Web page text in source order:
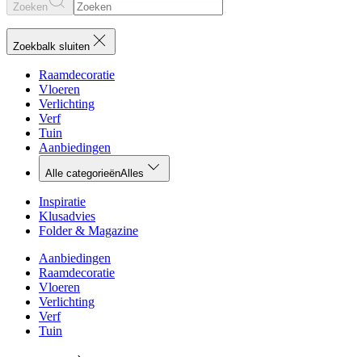
Zoeken
Zoekbalk sluiten
Raamdecoratie
Vloeren
Verlichting
Verf
Tuin
Aanbiedingen
Alle categorieënAlles
Inspiratie
Klusadvies
Folder & Magazine
Aanbiedingen
Raamdecoratie
Vloeren
Verlichting
Verf
Tuin